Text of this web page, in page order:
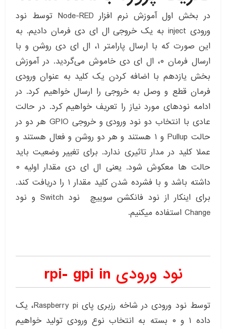
در بخش اول آموزش نرم افزار Node-RED توسط نود
ورودی inject به یک خروجی ال ای دی فرمان دادیم. به
این صورت که با ارسال پارامتر ۱، ال ای دی روشن و با
ارسال فرمان ۰، ال ای دی خاموش می‌گردید. در آموزش
بخش یازدهم با اضافه کردن یک کلید به عنوان ورودی
فرمان قطع و وصل به خروجی را ارسال خواهیم کرد. در
ادامه نودهای مورد نیاز را تعریف خواهیم کرد. در حالت
عادی با انتخاب دو نود ورودی و خروجی GPIO هر دو در
حالت Pullup و ۱ هستند و هر دو روشن و فعال هستند و
عملا کلید در مدار تاثیری ندارد. برای تغییر وضعیت باید
حالت ها معکوش شود. یعنی ال ای دی مقدار اولیه ۰
داشته باشد و با فشرده شدن کلید مقدار ۱ را دریافت کند.
برای اینکار از نود فانکشن سوییچ نود Switch و نود
Change استفاده میکنیم.
نود ورودی rpi- gpi in
توسط نود ورودی در شاخه رزبری پای Raspberry pi، یک
داده ۱ و ۰ بسته به انتخاب نوع ورودی تولید خواهیم